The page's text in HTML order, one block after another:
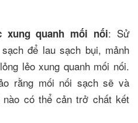
xung quanh mối nối: Sử
để lau sạch bụi, mảnh
lẻo xung quanh mối nối.
rằng mối nối sạch sẽ và
có thể cản trở chất kết